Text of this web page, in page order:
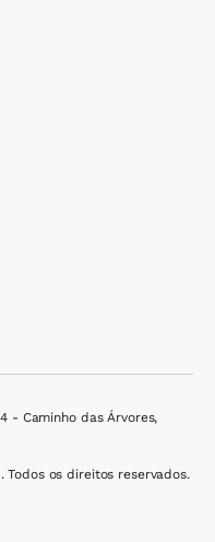
- Caminho das Árvores,
Todos os direitos reservados.